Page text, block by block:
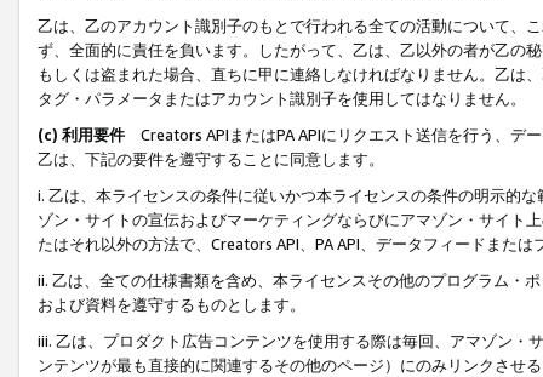
乙は、乙のアカウント識別子のもとで行われる全ての活動について、
ず、全面的に責任を負います。したがって、乙は、乙以外の者が乙の
もしくは盗まれた場合、直ちに甲に連絡しなければなりません。乙は
タグ・パラメータまたはアカウント識別子を使用してはなりません。
(c) 利用要件 Creators APIまたはPA APIにリクエスト送信を行う、デ
乙は、下記の要件を遵守することに同意します。
i. 乙は、本ライセンスの条件に従いかつ本ライセンスの条件の明示的
ゾン・サイトの宣伝およびマーケティングならびにアマゾン・サイト
たはそれ以外の方法で、Creators API、PA API、データフィードまた
ii. 乙は、全ての仕様書類を含め、本ライセンスその他のプログラム・
および資料を遵守するものとします。
iii. 乙は、プロダクト広告コンテンツを使用する際は毎回、アマゾン
ンテンツが最も直接的に関連するその他のページ）にのみリンクさせ